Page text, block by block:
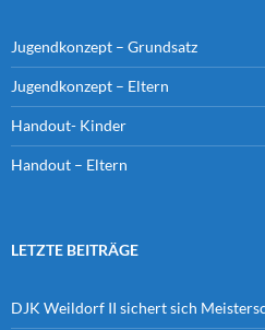
Jugendkonzept – Grundsatz
Jugendkonzept – Eltern
Handout- Kinder
Handout – Eltern
LETZTE BEITRÄGE
DJK Weildorf II sichert sich